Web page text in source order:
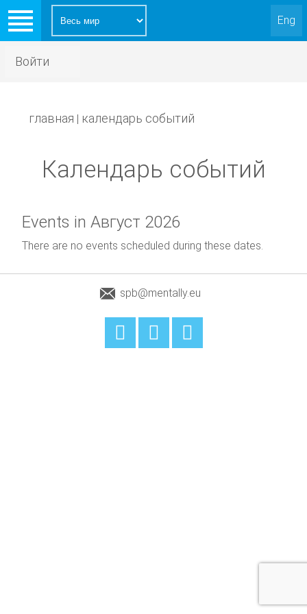
Eng
Войти
главная | календарь событий
Календарь событий
Events in Август 2026
There are no events scheduled during these dates.
spb@mentally.eu